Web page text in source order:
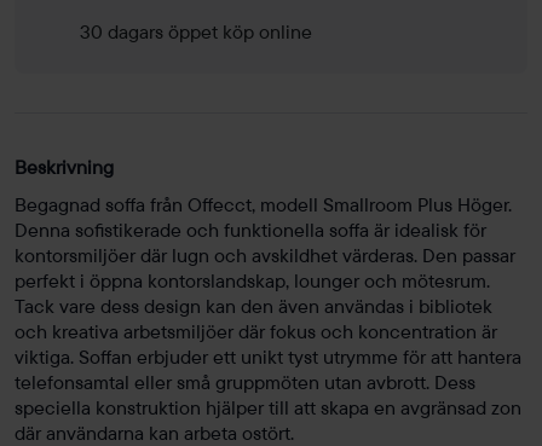
30 dagars öppet köp online
Beskrivning
Begagnad soffa från Offecct, modell Smallroom Plus Höger.
Denna sofistikerade och funktionella soffa är idealisk för
kontorsmiljöer där lugn och avskildhet värderas. Den passar
perfekt i öppna kontorslandskap, lounger och mötesrum.
Tack vare dess design kan den även användas i bibliotek
och kreativa arbetsmiljöer där fokus och koncentration är
viktiga. Soffan erbjuder ett unikt tyst utrymme för att hantera
telefonsamtal eller små gruppmöten utan avbrott. Dess
speciella konstruktion hjälper till att skapa en avgränsad zon
där användarna kan arbeta ostört.